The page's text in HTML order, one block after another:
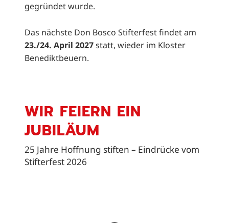
gegründet wurde.
Das nächste Don Bosco Stifterfest findet am
23./24. April 2027statt, wieder im Kloster
Benediktbeuern.
WIR FEIERN EIN
JUBILÄUM
25 Jahre Hoffnung stiften – Eindrücke vom
Stifterfest 2026